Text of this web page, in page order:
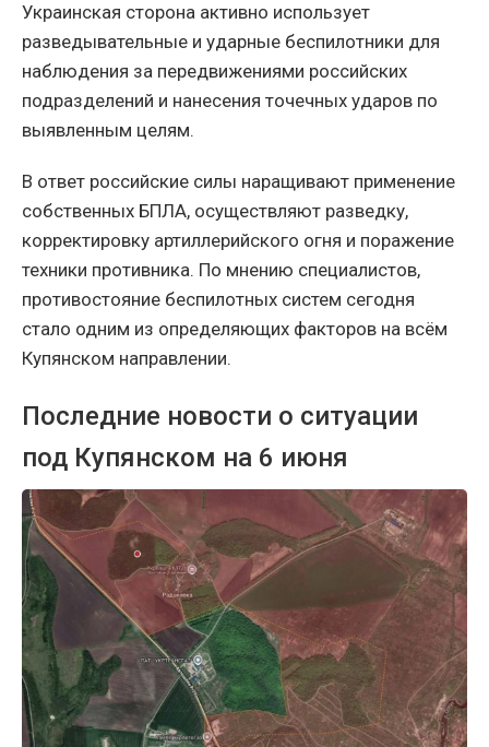
Украинская сторона активно использует
разведывательные и ударные беспилотники для
наблюдения за передвижениями российских
подразделений и нанесения точечных ударов по
выявленным целям.
В ответ российские силы наращивают применение
собственных БПЛА, осуществляют разведку,
корректировку артиллерийского огня и поражение
техники противника. По мнению специалистов,
противостояние беспилотных систем сегодня
стало одним из определяющих факторов на всём
Купянском направлении.
Последние новости о ситуации
под Купянском на 6 июня